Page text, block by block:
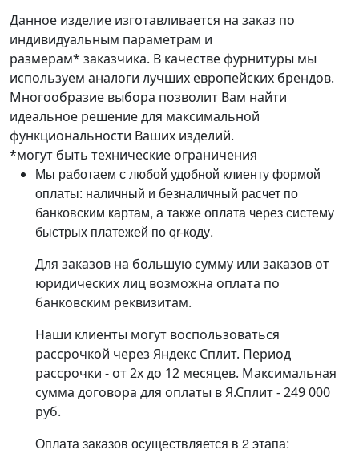
Данное изделие изготавливается на заказ по
индивидуальным параметрам и
размерам* заказчика. В качестве фурнитуры мы
используем аналоги лучших европейских брендов.
Многообразие выбора позволит Вам найти
идеальное решение для максимальной
функциональности Ваших изделий.
*могут быть технические ограничения
Мы работаем с любой удобной клиенту формой
оплаты: наличный и безналичный расчет по
банковским картам, а также оплата через систему
быстрых платежей по qr-коду.
Для заказов на большую сумму или заказов от
юридических лиц возможна оплата по
банковским реквизитам.
Наши клиенты могут воспользоваться
рассрочкой через Яндекс Сплит. Период
рассрочки - от 2х до 12 месяцев. Максимальная
сумма договора для оплаты в Я.Сплит - 249 000
руб.
Оплата заказов осуществляется в 2 этапа: